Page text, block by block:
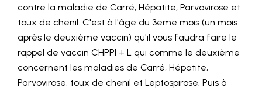
contre la maladie de Carré, Hépatite, Parvovirose et
toux de chenil. C'est à l'âge du 3eme mois (un mois
après le deuxième vaccin) qu'il vous faudra faire le
rappel de vaccin CHPPI + L qui comme le deuxième
concernent les maladies de Carré, Hépatite,
Parvovirose, toux de chenil et Leptospirose. Puis à